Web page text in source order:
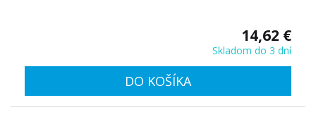
14,62 €
Skladom do 3 dní
DO KOŠÍKA